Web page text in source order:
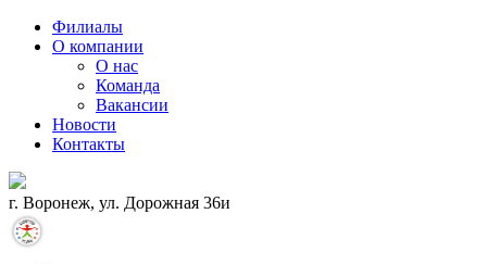
Филиалы
О компании
О нас
Команда
Вакансии
Новости
Контакты
г. Воронеж, ул. Дорожная 36и